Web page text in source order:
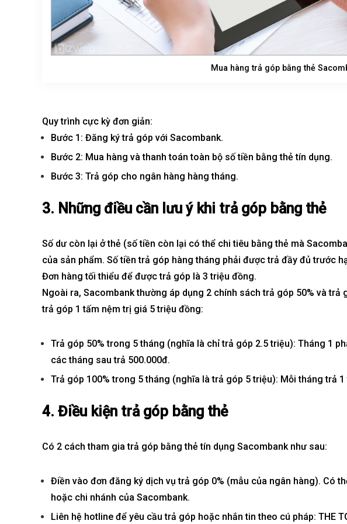
Mua hàng trả góp bằng thẻ
Quy trình cực kỳ đơn giản:
Bước 1: Đăng ký trả góp với Sacombank.
Bước 2: Mua hàng và thanh toán toàn bộ số tiền bằng thẻ tín dụng.
Bước 3: Trả góp cho ngân hàng hàng tháng.
3. Những điều cần lưu ý khi trả góp bằng thẻ
Số dư còn lại ở thẻ (số tiền còn lại có thể chi tiêu bằngthẻ mà
của sản phẩm. Số tiền trả góp hàng tháng phải được trả đầy đủ trước
Đơn hàng tối thiểu để được trả góp là 3 triệu đồng.
Ngoài ra, Sacombank thường áp dụng 2 chính sách trả góp 50% và trả
trả góp 1 tấm nệm trị giá 5 triệu đồng:
Trả góp 50% trong 5 tháng (nghĩa là chỉ trả góp 2.5 triệu): Tháng 1
các tháng sau trả 500.000đ.
Trả góp 100% trong 5 tháng (nghĩa là trả góp 5 triệu): Mỗi tháng trả
4. Điều kiện trả góp bằng thẻ
Có 2 cách tham giatrả góp bằng thẻ tín dụng Sacombank như sau:
Điền vào đơn đăng ký dịch vụ trả góp 0% (mẫu của ngân hàng). Có
hoặc chi nhánh của Sacombank.
Liên hệ hotline để yêu cầu trả góp hoặc nhắn tin theo cú pháp: THE